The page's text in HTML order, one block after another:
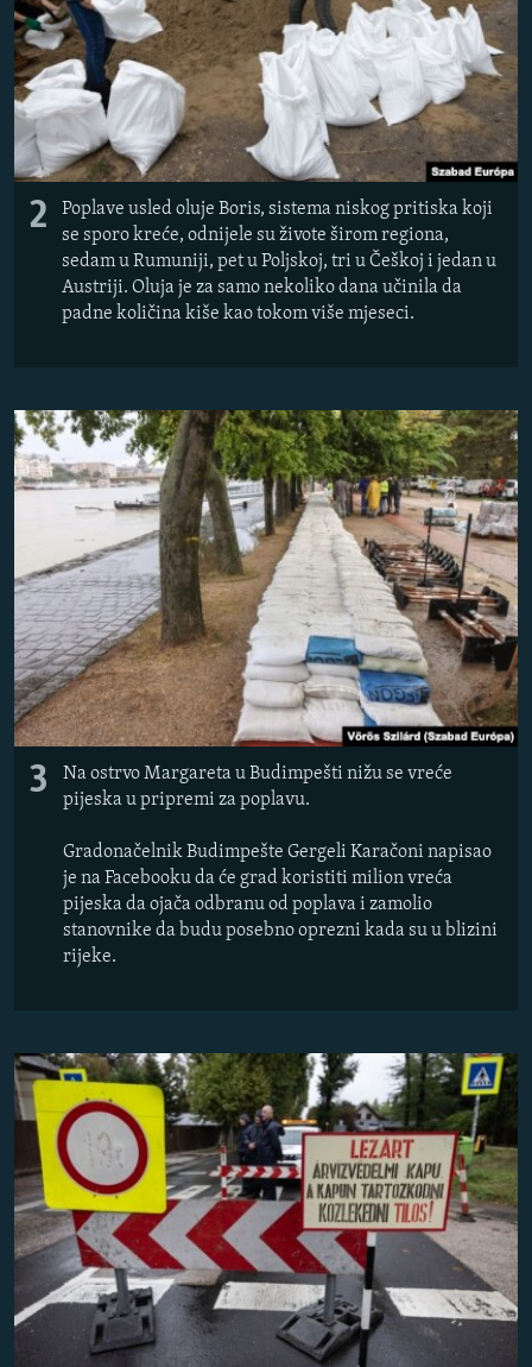
2
Poplave usled oluje Boris, sistema niskog pritiska koji
se sporo kreće, odnijele su živote širom regiona,
sedam u Rumuniji, pet u Poljskoj, tri u Češkoj i jedan u
Austriji. Oluja je za samo nekoliko dana učinila da
padne količina kiše kao tokom više mjeseci.
3
Na ostrvo Margareta u Budimpešti nižu se vreće
pijeska u pripremi za poplavu.
Gradonačelnik Budimpešte Gergeli Karačoni napisao
je na Facebooku da će grad koristiti milion vreća
pijeska da ojača odbranu od poplava i zamolio
stanovnike da budu posebno oprezni kada su u blizini
rijeke.